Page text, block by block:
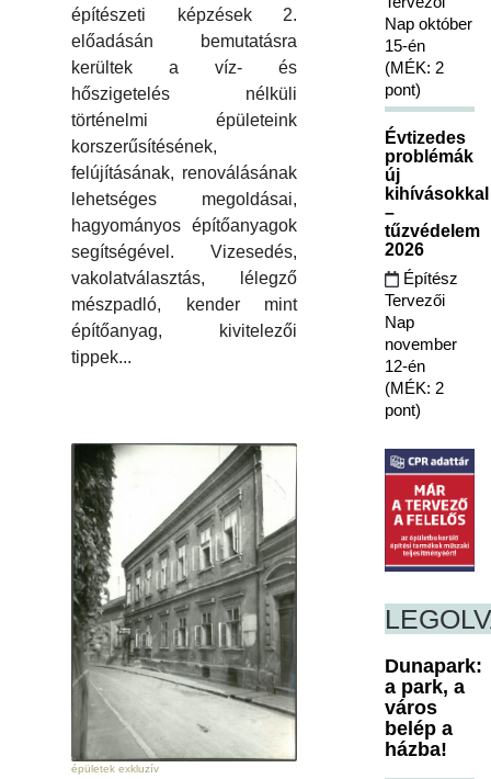
építészeti képzések 2.
előadásán bemutatásra
kerültek a víz- és
hőszigetelés nélküli
történelmi épületeink
korszerűsítésének,
felújításának, renoválásának
lehetséges megoldásai,
hagyományos építőanyagok
segítségével. Vizesedés,
vakolatválasztás, lélegző
mészpadló, kender mint
építőanyag, kivitelezői
tippek...
épületek exkluzív
Nap október
15-én
(MÉK: 2
pont)
Évtizedes
problémák
új
kihívásokkal
–
tűzvédelem
2026
Építész
Tervezői
Nap
november
12-én
(MÉK: 2
pont)
Dunapark:
a park, a
város
belép a
házba!